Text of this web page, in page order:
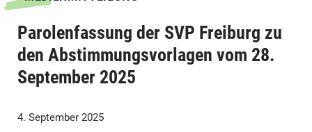
Parolenfassung der SVP Freiburg zu
den Abstimmungsvorlagen vom 28.
September 2025
4. September 2025